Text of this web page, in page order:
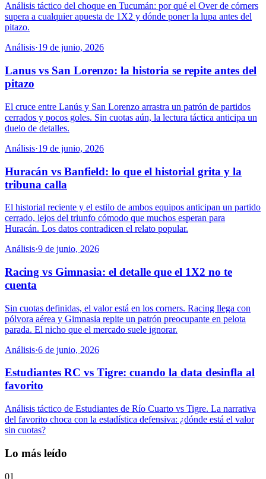
Análisis táctico del choque en Tucumán: por qué el Over de córners
supera a cualquier apuesta de 1X2 y dónde poner la lupa antes del
pitazo.
Análisis·19 de junio, 2026
Lanus vs San Lorenzo: la historia se repite antes del
pitazo
El cruce entre Lanús y San Lorenzo arrastra un patrón de partidos
cerrados y pocos goles. Sin cuotas aún, la lectura táctica anticipa un
duelo de detalles.
Análisis·19 de junio, 2026
Huracán vs Banfield: lo que el historial grita y la
tribuna calla
El historial reciente y el estilo de ambos equipos anticipan un partido
cerrado, lejos del triunfo cómodo que muchos esperan para
Huracán. Los datos contradicen el relato popular.
Análisis·9 de junio, 2026
Racing vs Gimnasia: el detalle que el 1X2 no te
cuenta
Sin cuotas definidas, el valor está en los corners. Racing llega con
pólvora aérea y Gimnasia repite un patrón preocupante en pelota
parada. El nicho que el mercado suele ignorar.
Análisis·6 de junio, 2026
Estudiantes RC vs Tigre: cuando la data desinfla al
favorito
Análisis táctico de Estudiantes de Río Cuarto vs Tigre. La narrativa
del favorito choca con la estadística defensiva: ¿dónde está el valor
sin cuotas?
Lo más leído
01